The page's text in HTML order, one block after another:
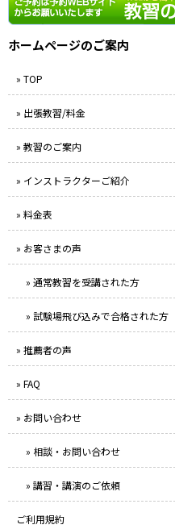
ホームページのご案内
» TOP
» 出張教習/料金
» 教習のご案内
» インストラクターご紹介
» 料金表
» お客さまの声
» 通常教習を受講された方
» 試験場飛び込みで合格された方
» 推薦者の声
» FAQ
» お問い合わせ
» 相談・お問い合わせ
» 講習・講演のご依頼
ご利用規約